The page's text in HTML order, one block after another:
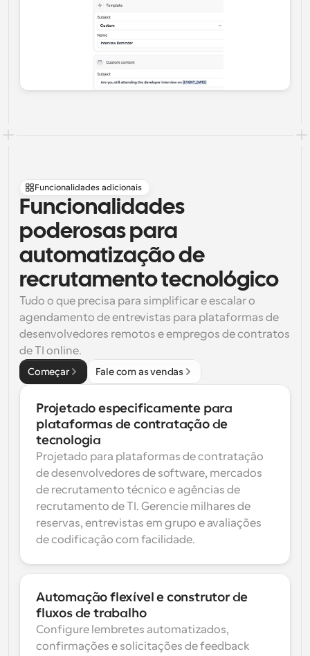
Funcionalidades adicionais
Funcionalidades
poderosas para
automatização de
recrutamento tecnológico
Tudo o que precisa para simplificar e escalar o
agendamento de entrevistas para plataformas de
desenvolvedores remotos e empregos de contratos
de TI online.
Começar Fale com as vendas
Projetado especificamente para
plataformas de contratação de
tecnologia
Projetado para plataformas de contratação
de desenvolvedores de software, mercados
de recrutamento técnico e agências de
recrutamento de TI. Gerencie milhares de
reservas, entrevistas em grupo e avaliações
de codificação com facilidade.
Automação flexível e construtor de
fluxos de trabalho
Configure lembretes automatizados,
confirmações e solicitações de feedback